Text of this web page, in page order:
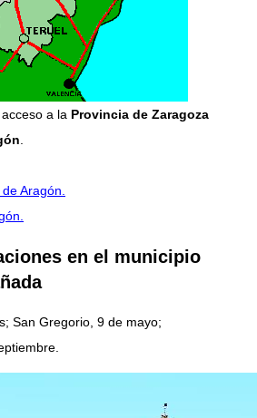
a la Provincia de Zaragoza
Aragón.
en el municipio
San Gregorio, 9 de mayo;